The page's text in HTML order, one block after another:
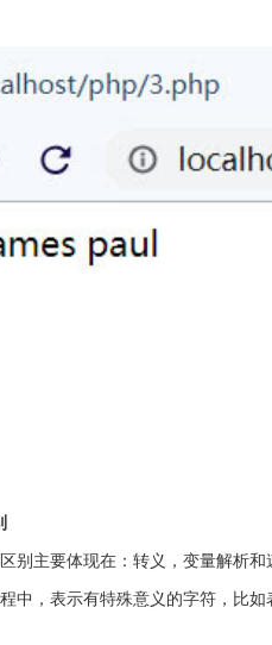
别主要体现在：转义，变量解析和
中，表示有特殊意义的字符，比